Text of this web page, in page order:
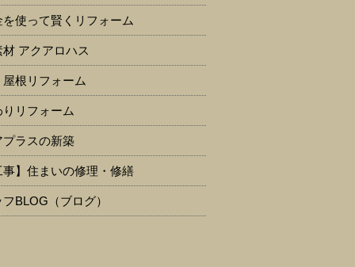
使って賢くリフォーム
アクアロハス
根リフォーム
リフォーム
プラスの新築
事】住まいの修理・修繕
BLOG（ブログ）